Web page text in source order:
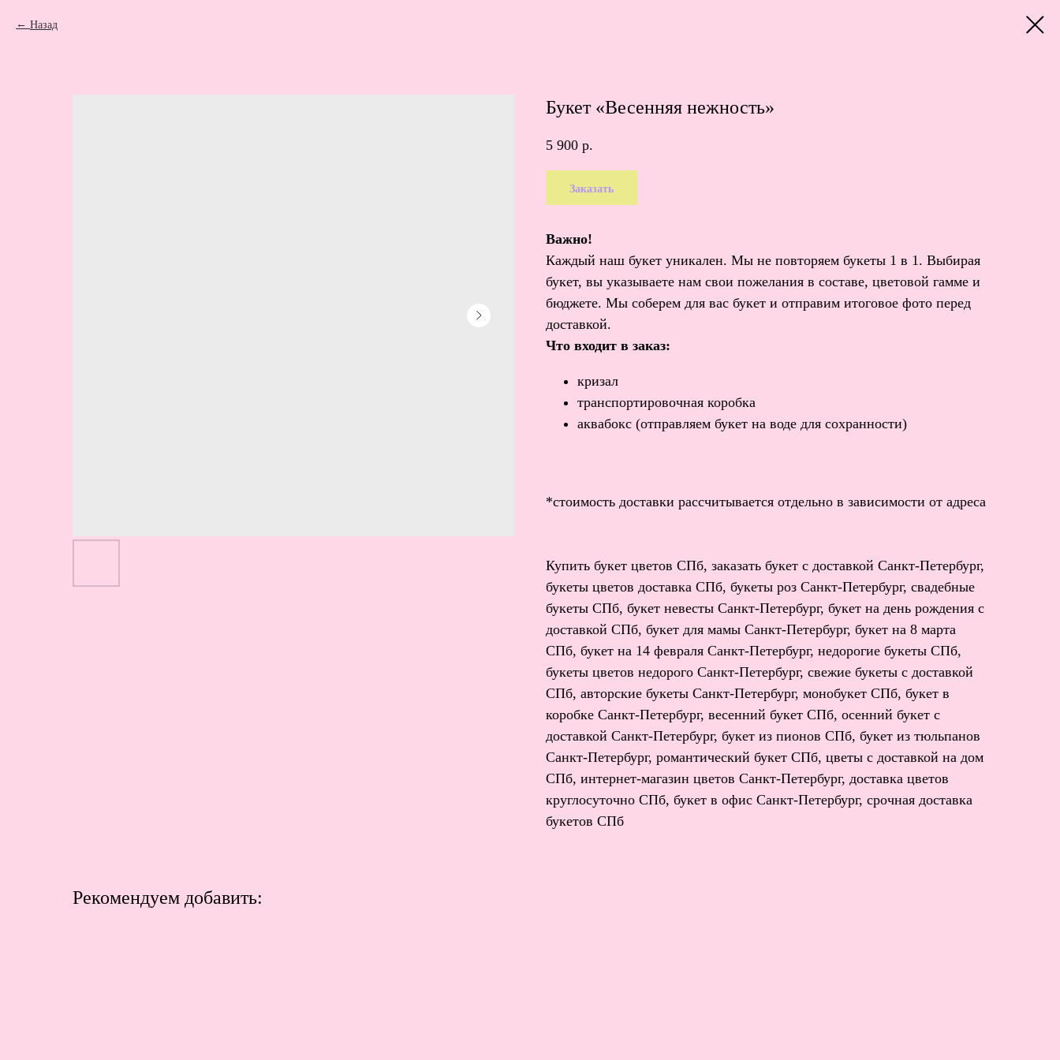
Назад
Букет «Весенняя нежность»
5 900 р.
Заказать
Важно!
Каждый наш букет уникален. Мы не повторяем букеты 1 в 1. Выбирая
букет, вы указываете нам свои пожелания в составе, цветовой гамме и
бюджете. Мы соберем для вас букет и отправим итоговое фото перед
доставкой.
Что входит в заказ:
кризал
транспортировочная коробка
аквабокс (отправляем букет на воде для сохранности)
*стоимость доставки рассчитывается отдельно в зависимости от адреса
Купить букет цветов СПб, заказать букет с доставкой Санкт-Петербург,
букеты цветов доставка СПб, букеты роз Санкт-Петербург, свадебные
букеты СПб, букет невесты Санкт-Петербург, букет на день рождения с
доставкой СПб, букет для мамы Санкт-Петербург, букет на 8 марта
СПб, букет на 14 февраля Санкт-Петербург, недорогие букеты СПб,
букеты цветов недорого Санкт-Петербург, свежие букеты с доставкой
СПб, авторские букеты Санкт-Петербург, монобукет СПб, букет в
коробке Санкт-Петербург, весенний букет СПб, осенний букет с
доставкой Санкт-Петербург, букет из пионов СПб, букет из тюльпанов
Санкт-Петербург, романтический букет СПб, цветы с доставкой на дом
СПб, интернет-магазин цветов Санкт-Петербург, доставка цветов
круглосуточно СПб, букет в офис Санкт-Петербург, срочная доставка
букетов СПб
Рекомендуем добавить: